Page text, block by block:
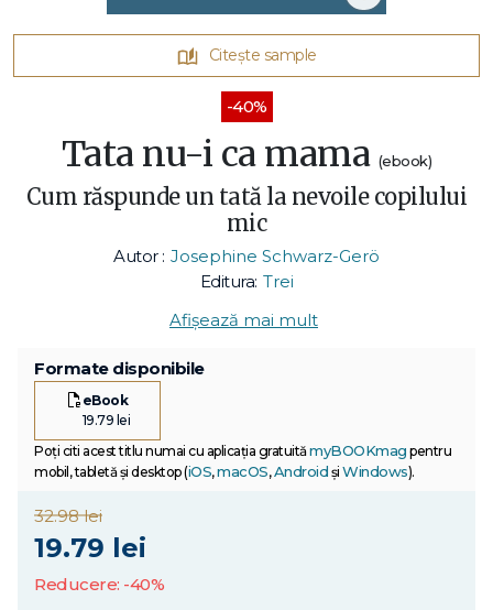
Citește sample
-40%
Tata nu-i ca mama (ebook)
Cum răspunde un tată la nevoile copilului
mic
Autor : Josephine Schwarz-Gerö
Editura: Trei
Afișează mai mult
Formate disponibile
eBook
19.79 lei
Poți citi acest titlu numai cu aplicația gratuitămyBOOKmag pentru
mobil, tabletă și desktop (iOS,macOS,Android și Windows).
32.98 lei
19.79 lei
Reducere: -40%